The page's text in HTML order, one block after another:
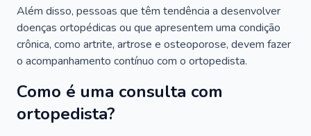
Além disso, pessoas que têm tendência a desenvolver
doenças ortopédicas ou que apresentem uma condição
crônica, como artrite, artrose e osteoporose, devem fazer
o acompanhamento contínuo com o ortopedista.
Como é uma consulta com
ortopedista?